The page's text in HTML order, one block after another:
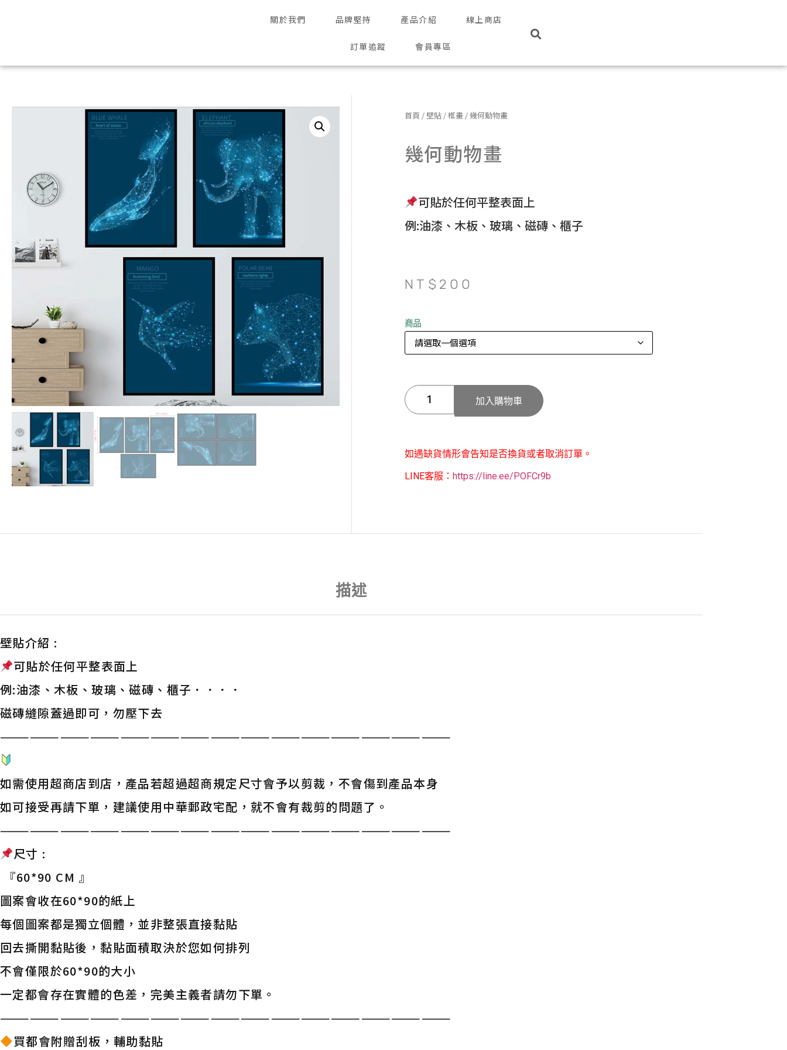
關於我們 品牌堅持 產品介紹 線上商店
訂單追蹤 會員專區
首頁 /壁貼 /框畫 / 幾何動物畫
幾何動物畫
可貼於任何平整表面上
例:油漆、木板、玻璃、磁磚、櫃子
NT$ 200
商品
加入購物車
如遇缺貨情形會告知是否換貨或者取消訂單。
LINE客服： https://line.ee/POFCr9b
描述
壁貼介紹 :
可貼於任何平整表面上
例:油漆、木板、玻璃、磁磚、櫃子．．．．
磁磚縫隙蓋過即可，勿壓下去
—————————————————————————————————————————————
如需使用超商店到店，產品若超過超商規定尺寸會予以剪裁，不會傷到產品本身
如可接受再請下單，建議使用中華郵政宅配，就不會有裁剪的問題了。
—————————————————————————————————————————————
尺寸 :
『60*90 CM 』
圖案會收在60*90的紙上
每個圖案都是獨立個體，並非整張直接黏貼
回去撕開黏貼後，黏貼面積取決於您如何排列
不會僅限於60*90的大小
一定都會存在實體的色差，完美主義者請勿下單。
—————————————————————————————————————————————
買都會附贈刮板，輔助黏貼